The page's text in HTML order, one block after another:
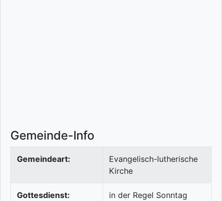
Gemeinde-Info
Gemeindeart:
Evangelisch-lutherische
Kirche
Gottesdienst:
in der Regel Sonntag